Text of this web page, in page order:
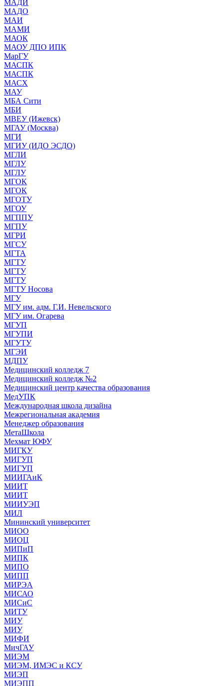
МАДИ
МАДО
МАИ
МАМИ
МАОК
МАОУ ДПО ИПК
МарГУ
МАСПК
МАСПК
МАСХ
МАУ
МБА Сити
МБИ
МВЕУ (Ижевск)
МГАУ (Москва)
МГИ
МГИУ (ИДО ЭСДО)
МГЛИ
МГЛУ
МГЛУ
МГОК
МГОК
МГОТУ
МГОУ
МГППУ
МГПУ
МГРИ
МГСУ
МГТА
МГТУ
МГТУ
МГТУ
МГТУ Носова
МГУ
МГУ им. адм. Г.И. Невельского
МГУ им. Огарева
МГУП
МГУПИ
МГУТУ
МГЭИ
МДПУ
Медицинский колледж 7
Медицинский колледж №2
Медицинский центр качества образования
МедУПК
Международная школа дизайна
Межрегиональная академия
Менеджер образования
МетаШкола
Мехмат ЮФУ
МИГКУ
МИГУП
МИГУП
МИИГАиК
МИИТ
МИИТ
МИИУЭП
МИЛ
Мининский университет
МИОО
МИОЦ
МИПиП
МИПК
МИПО
МИПП
МИРЭА
МИСАО
МИСиС
МИТУ
МИУ
МИУ
МИФИ
МичГАУ
МИЭМ
МИЭМ, ИМЭС и КСУ
МИЭП
МИЭПП